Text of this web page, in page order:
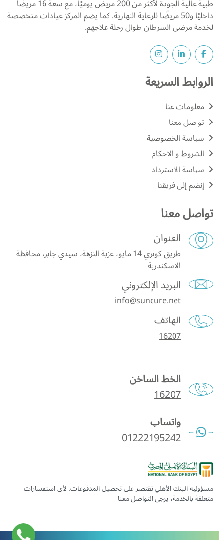
طبية عالية الجودة لأكثر من 200 مريض يوميًا، مع سعة 16 مريضًا
داخليًا و50 مريضًا للرعاية النهارية. كما يضم المركز عيادات متخصصة
لخدمة مرضى السرطان طوال رحلة علاجهم.
الروابط السريعة
معلومات عنا
تواصل معنا
سياسة الخصوصية
الشروط و الاحكام
سياسة الاسترداد
إنضم إلى فريقنا
تواصل معنا
العنوان
طريق كوبري 14 مايو، عزبة النزهة، سيدي جابر، محافظة
الإسكندرية
البريد الإلكتروني
info@suncure.net
الهاتف
16207
الخط الساخن
16207
واتساب
01222195242
مسؤوليه البنك الأهلي تقتصر على تحصيل المدفوعات. لأى استفسارات
متعلقة بالخدمة، يرجى التواصل معنا